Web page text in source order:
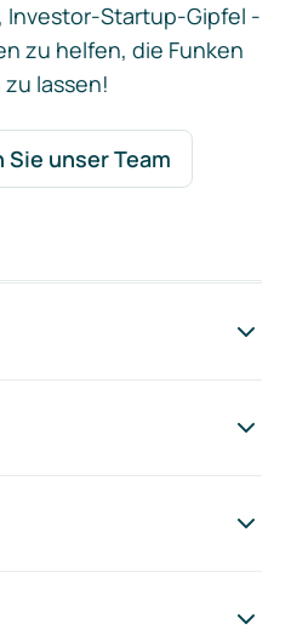
Investor-Startup-Gipfel -
zu helfen, die Funken
lassen!
unser Team